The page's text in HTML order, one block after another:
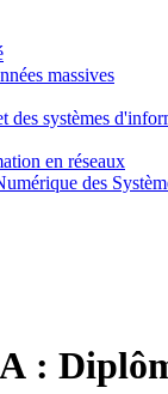
massives
des systèmes
en réseaux
des
: